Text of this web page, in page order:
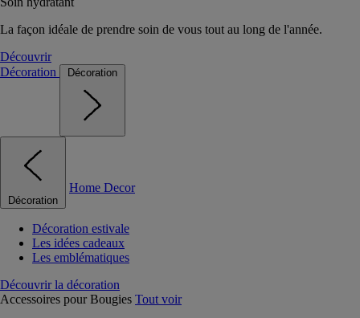
La façon idéale de prendre soin de vous tout au long de l'année.
Découvrir
Décoration
Décoration
Décoration
Home Decor
Décoration estivale
Les idées cadeaux
Les emblématiques
Découvrir la décoration
Accessoires pour Bougies Tout voir